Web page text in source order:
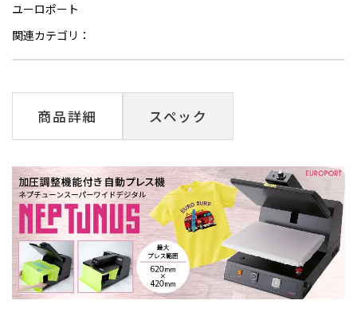
ユーロポート
関連カテゴリ：
商品詳細 スペック